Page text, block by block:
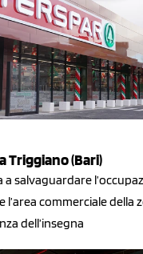
Triggiano (Bari)
a salvaguardare
commerciale della
dell’insegna